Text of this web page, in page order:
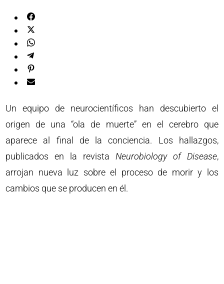
Un equipo de neurocientíficos han descubierto el
origen de una “ola de muerte” en el cerebro que
aparece al final de la conciencia. Los hallazgos,
publicados en la revista Neurobiology of Disease,
arrojan nueva luz sobre el proceso de morir y los
cambios que se producen en él.